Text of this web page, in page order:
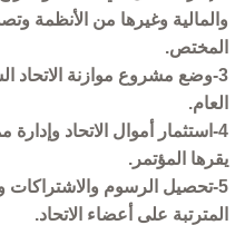
والمالية وغيرها من الأنظمة
المختص.
3-وضع مشروع موازنة الاتحاد
العام.
4-استثمار أموال الاتحاد
يقرها المؤتمر.
5-تحصيل الرسوم والاشتراكات
المترتبة على أعضاء الاتحاد.